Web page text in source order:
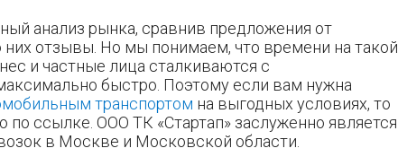
анализ рынка, сравнив предложения от
них отзывы. Но мы понимаем, что времени на такой
и частные лица сталкиваются с
быстро. Поэтому если вам нужна
транспортом на выгодных условиях, то
ссылке. ООО ТК «Стартап» заслуженно является
в Москве и Московской области.